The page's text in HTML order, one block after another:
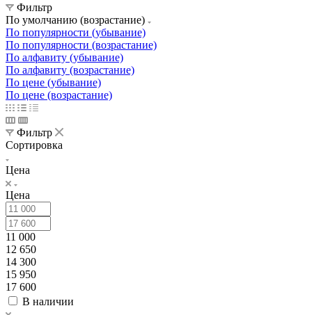
Фильтр
По умолчанию (возрастание)
По популярности (убывание)
По популярности (возрастание)
По алфавиту (убывание)
По алфавиту (возрастание)
По цене (убывание)
По цене (возрастание)
Фильтр
Сортировка
Цена
Цена
11 000
12 650
14 300
15 950
17 600
В наличии